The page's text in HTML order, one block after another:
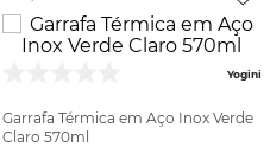
Yogini
Garrafa Térmica em Aço Inox Verde
Claro 570ml